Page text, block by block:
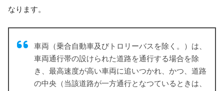
なります。
車両（乗合自動車及びトロリーバスを除く。）は、
車両通行帯の設けられた道路を通行する場合を除
き、最高速度が高い車両に追いつかれ、かつ、道路
の中央（当該道路が一方通行となつているときは、